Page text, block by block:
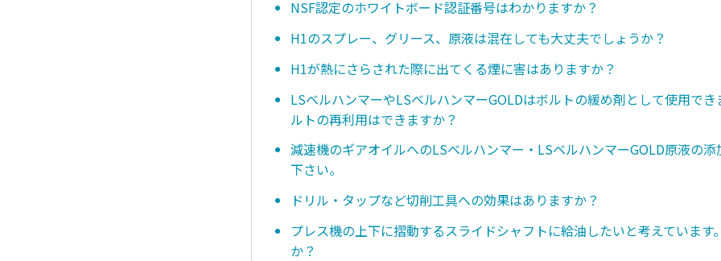
NSF認定のホワイトボード認証番号はわかりますか？
H1のスプレー、グリース、原液は混在しても大丈夫でしょうか？
H1が熱にさらされた際に出てくる煙に害はありますか？
LSベルハンマーやLSベルハンマーGOLDはボルトの緩め剤として使用で
ルトの再利用はできますか？
減速機のギアオイルへのLSベルハンマー・LSベルハンマーGOLD原液の添
下さい。
ドリル・タップなど切削工具への効果はありますか？
プレス機の上下に摺動するスライドシャフトに給油したいと考えています
か？